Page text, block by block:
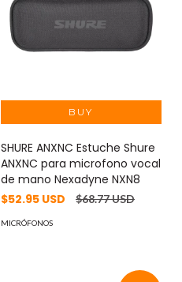
SHURE ANXNC Estuche Shure
ANXNC para microfono vocal
de mano Nexadyne NXN8
$52.95 USD
$68.77 USD
MICRÓFONOS